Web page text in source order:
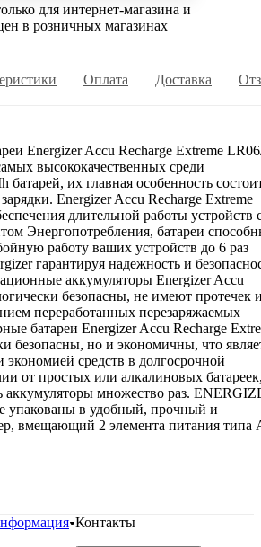
для интернет-магазина и
в розничных магазинах
Оплата Доставка
Energizer Accu Recharge Extreme
высококачественных среди
батарей, их главная особенность
Energizer Accu Recharge Extreme
длительной работы устройств
Энергопотребления, батареи
работу ваших устройств до 6 раз
гарантируя надежность и
аккумуляторы Energizer Accu
безопасны, не имеют протечек
переработанных перезаряжаемых
батареи Energizer Accu Recharge
безопасны, но и экономичны, что
средств в долгосрочной
от простых или алкалиновых
аккумуляторы множество раз.
упакованы в удобный, прочный и
вмещающий 2 элемента питания типа
Контакты